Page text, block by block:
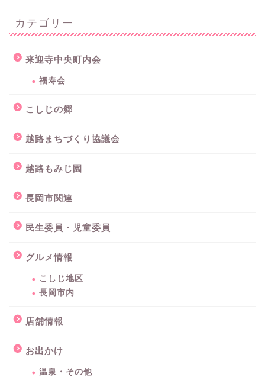
カテゴリー
来迎寺中央町内会
福寿会
こしじの郷
越路まちづくり協議会
越路もみじ園
長岡市関連
民生委員・児童委員
グルメ情報
こしじ地区
長岡市内
店舗情報
お出かけ
温泉・その他